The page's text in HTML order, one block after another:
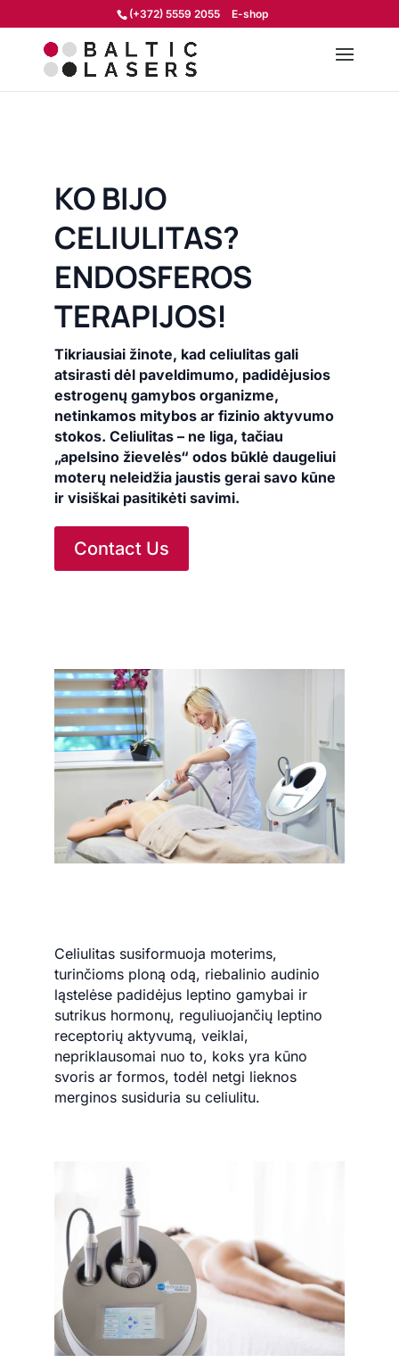
(+372) 5559 2055 E-shop
KO BIJO
CELIULITAS?
ENDOSFEROS
TERAPIJOS!
Tikriausiai žinote, kad celiulitas gali
atsirasti dėl paveldimumo, padidėjusios
estrogenų gamybos organizme,
netinkamos mitybos ar fizinio aktyvumo
stokos. Celiulitas – ne liga, tačiau
„apelsino žievelės“ odos būklė daugeliui
moterų neleidžia jaustis gerai savo kūne
ir visiškai pasitikėti savimi.
Contact Us
Celiulitas susiformuoja moterims,
turinčioms ploną odą, riebalinio audinio
ląstelėse padidėjus leptino gamybai ir
sutrikus hormonų, reguliuojančių leptino
receptorių aktyvumą, veiklai,
nepriklausomai nuo to, koks yra kūno
svoris ar formos, todėl netgi lieknos
merginos susiduria su celiulitu.